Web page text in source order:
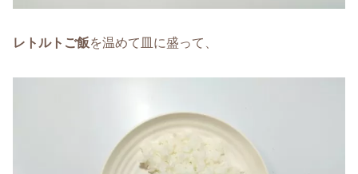
レトルトご飯を温めて皿に盛って、